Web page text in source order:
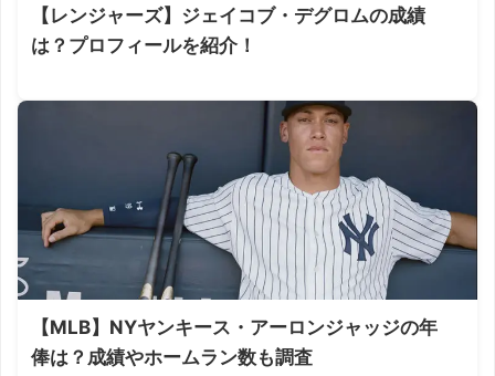
【レンジャーズ】ジェイコブ・デグロムの成績
は？プロフィールを紹介！
【MLB】NYヤンキース・アーロンジャッジの年
俸は？成績やホームラン数も調査